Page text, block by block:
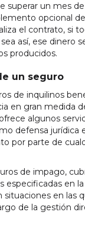
superar un mes
opcional
el contrato, si
así, ese dinero
producidos.
un seguro
de inquilinos
en gran medida
algunos
defensa jurídica
por parte de
de impago,
especificadas en
en las
de la gestión